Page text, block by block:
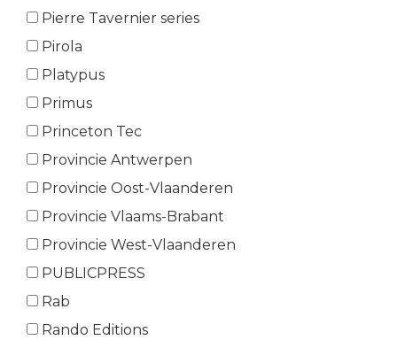
Pierre Tavernier series
Pirola
Platypus
Primus
Princeton Tec
Provincie Antwerpen
Provincie Oost-Vlaanderen
Provincie Vlaams-Brabant
Provincie West-Vlaanderen
PUBLICPRESS
Rab
Rando Editions